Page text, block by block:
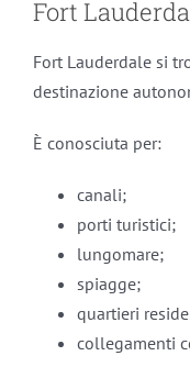
Fort
Fort Lauderdale si
destinazione
È conosciuta per:
canali;
porti turistici;
lungomare;
spiagge;
quartieri
collegamenti